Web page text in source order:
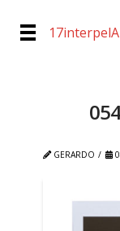
GERARDO